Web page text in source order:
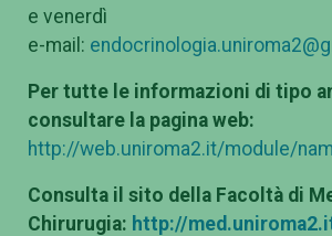
e venerdì
e-mail:
Per tutte le informazioni di tipo
consultare la pagina web:
http://web.uniroma2.it/module/
Consulta il sito della Facoltà di
Chirurugia: http://